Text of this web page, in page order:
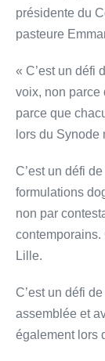
présidente du
pasteure
« C’est un défi
voix, non parce
parce que
lors du Synode
C’est un défi
formulations
non par
contemporains.
Lille.
C’est un défi
assemblée et
également lors